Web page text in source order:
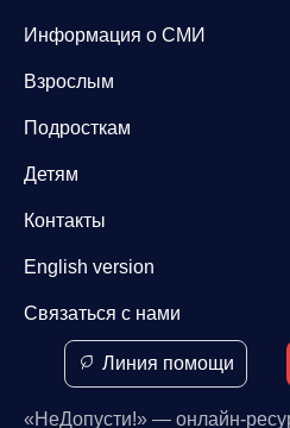
Информация о СМИ
Взрослым
Подросткам
Детям
Контакты
English version
Связаться с нами
Линия помощи
«НеДопусти!» — онлайн-